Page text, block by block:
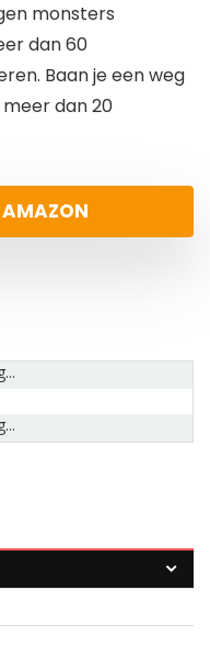
monsters
dan 60
Baan je een weg
dan 20
AMAZON